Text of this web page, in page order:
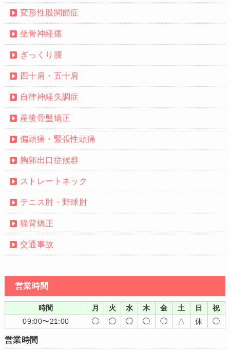
変形性股関節症
坐骨神経痛
ぎっくり腰
四十肩・五十肩
自律神経失調症
産後骨盤矯正
偏頭痛・緊張性頭痛
胸郭出口症候群
ストレートネック
テニス肘・野球肘
猫背矯正
交通事故
営業時間
時間 月 火 水 木 金 土 日
祝
09:00〜21:00
◯ ◯ ◯ ◯ ◯ △ 休 ◯
営業時間